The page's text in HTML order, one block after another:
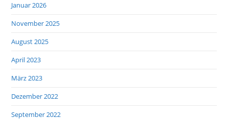
Januar 2026
November 2025
August 2025
April 2023
März 2023
Dezember 2022
September 2022